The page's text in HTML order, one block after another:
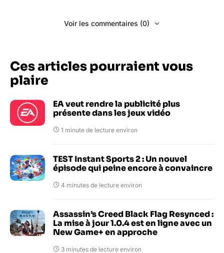
Voir les commentaires (0)
Ces articles pourraient vous
plaire
EA veut rendre la publicité plus
présente dans les jeux vidéo
1 minute de lecture environ
TEST Instant Sports 2 : Un nouvel
épisode qui peine encore à convaincre
4 minutes de lecture environ
Assassin’s Creed Black Flag Resynced :
La mise à jour 1.0.4 est en ligne avec un
New Game+ en approche
3 minutes de lecture environ